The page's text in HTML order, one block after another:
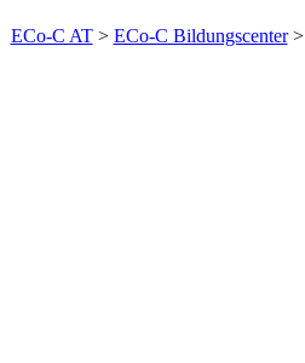
ECo-C AT> ECo-C Bildungscenter>